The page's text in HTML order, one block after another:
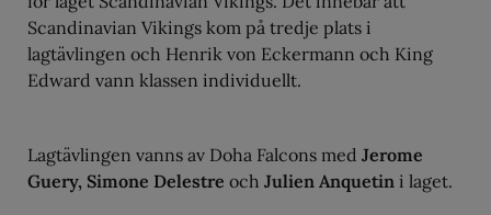
Scandinavian Vikings kom på tredje plats i
lagtävlingen och Henrik von Eckermann och King
Edward vann klassen individuellt.
Lagtävlingen vanns av Doha Falcons med Jerome
Guery, Simone Delestre och Julien Anquetin i laget.